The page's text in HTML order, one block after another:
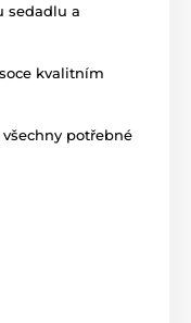
sedadlu a
kvalitním
potřebné